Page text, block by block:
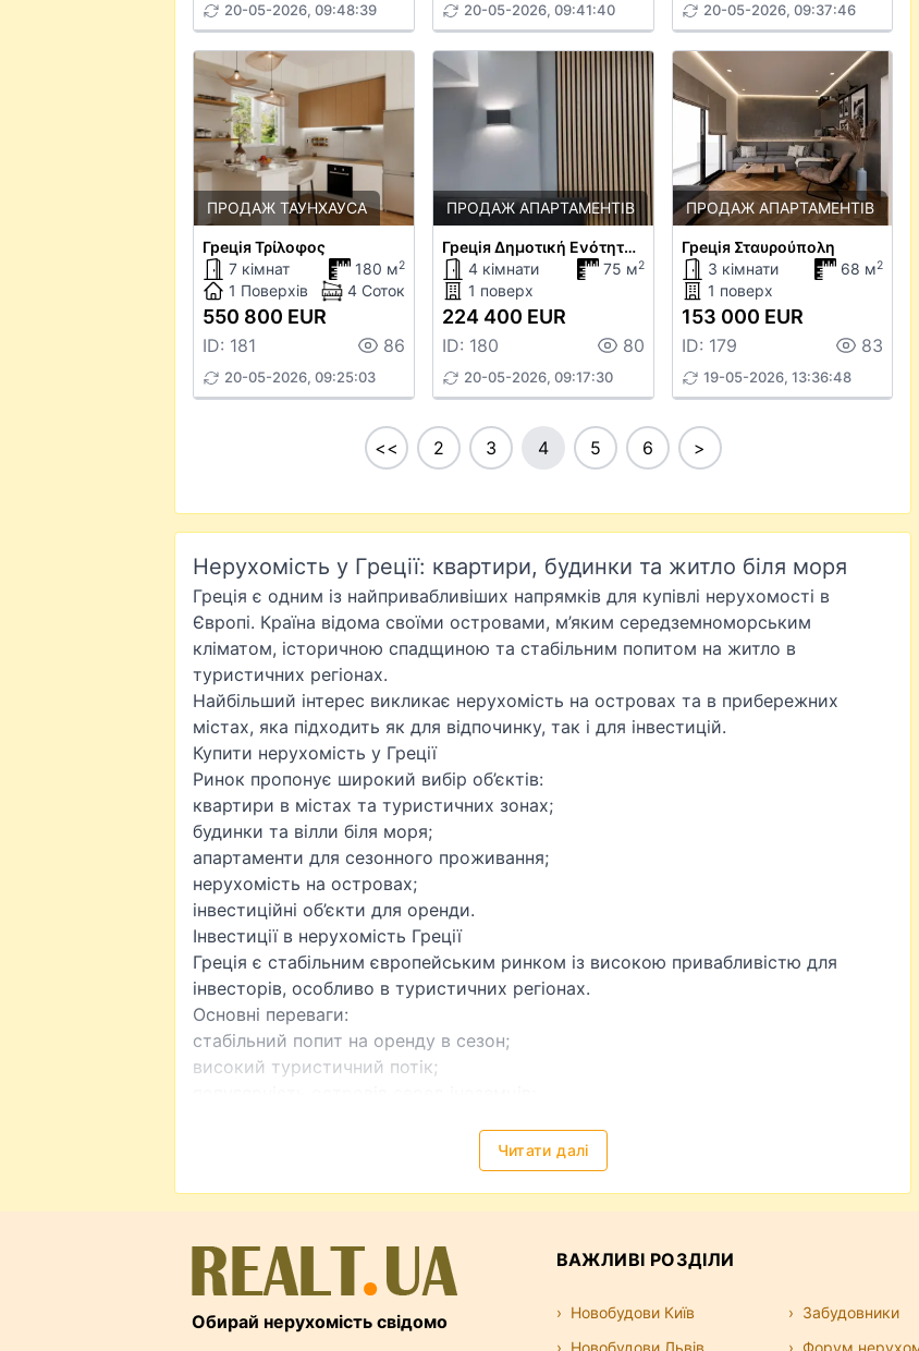
20-05-2026, 09:48:39 20-05-2026, 09:41:40 20-05-2026, 09:37:46
ПРОДАЖ ТАУНХАУСА
Грецiя Τρίλοφος
7 кімнат
180 м2
1 Поверхів 4 Соток
550 800 EUR
ID: 181 86
20-05-2026, 09:25:03
ПРОДАЖ АПАРТАМЕНТІВ
Грецiя Δημοτική Ενότητα Θεσαλονίκης
4 кімнати
75 м2
1 поверх
224 400 EUR
ID: 180 80
20-05-2026, 09:17:30
ПРОДАЖ АПАРТАМЕНТІВ
Грецiя Σταυρούπολη
3 кімнати
68 м2
1 поверх
153 000 EUR
ID: 179 83
19-05-2026, 13:36:48
<< 2 3 4 5 6 >
Нерухомість у Греції: квартири, будинки та житло біля моря
Греція є одним із найпривабливіших напрямків для купівлі нерухомості в
Європі. Країна відома своїми островами, м’яким середземноморським
кліматом, історичною спадщиною та стабільним попитом на житло в
туристичних регіонах.
Найбільший інтерес викликає нерухомість на островах та в прибережних
містах, яка підходить як для відпочинку, так і для інвестицій.
Купити нерухомість у Греції
Ринок пропонує широкий вибір об’єктів:
квартири в містах та туристичних зонах;
будинки та вілли біля моря;
апартаменти для сезонного проживання;
нерухомість на островах;
інвестиційні об’єкти для оренди.
Інвестиції в нерухомість Греції
Греція є стабільним європейським ринком із високою привабливістю для
інвесторів, особливо в туристичних регіонах.
Основні переваги:
стабільний попит на оренду в сезон;
високий туристичний потік;
розвинений ринок короткострокової оренди.
Афіни
довгострокову оренду.
Крит
Один із найпопулярніших островів для купівлі житла біля моря та сезонного
проживання.
Читати далі
Обирай нерухомість свідомо
ВАЖЛИВІ РОЗДІЛИ
Новобудови Київ
Новобудови Львів
Забудовники
Форум